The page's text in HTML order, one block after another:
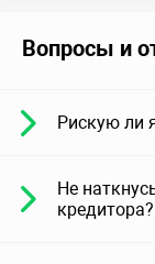
Вопросы и
Рискую ли
Не
кредитора?